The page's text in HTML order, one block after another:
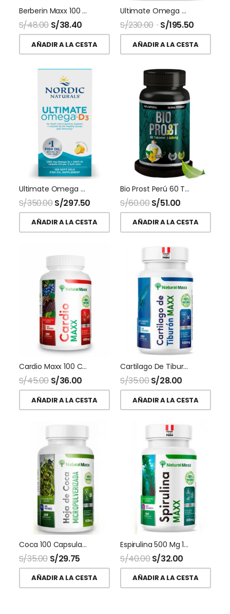
Berberin Maxx 100 Capsulas Naturalmaxx
S/48.00 S/38.40
AÑADIR A LA CESTA
Ultimate Omega + CoQ10 60 Softgel Nordic Naturals
S/230.00 S/195.50
AÑADIR A LA CESTA
Ultimate Omega D3 120 Softgel Nordic Naturals
S/350.00S/297.50
AÑADIR A LA CESTA
Bio Prost Perú 60 Tabletas Inpra
S/60.00 S/51.00
AÑADIR A LA CESTA
Cardio Maxx 100 Capsulas Naturalmaxx
S/45.00 S/36.00
AÑADIR A LA CESTA
Cartilago De Tiburon 500 Mg 100 Capsulas Naturalmaxx
S/35.00 S/28.00
AÑADIR A LA CESTA
Coca 100 Capsulas Naturalmaxx
S/35.00 S/29.75
AÑADIR A LA CESTA
Espirulina 500 Mg 100 Capsulas Naturalmaxx
S/40.00 S/32.00
AÑADIR A LA CESTA